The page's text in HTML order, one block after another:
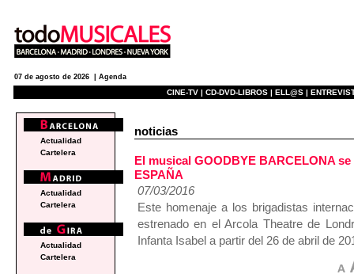
07 de agosto de 2026 | Agenda
CINE-TV | CD-DVD-LIBROS | ELL@S |
noticias
El musical GOODBYE BARCELONA
ESPAÑA
07/03/2016
Este homenaje a los brigadistas
estrenado en el Arcola Theatre de
Infanta Isabel a partir del 26 de abril de
Actualidad
Cartelera
Actualidad
Cartelera
Actualidad
Cartelera